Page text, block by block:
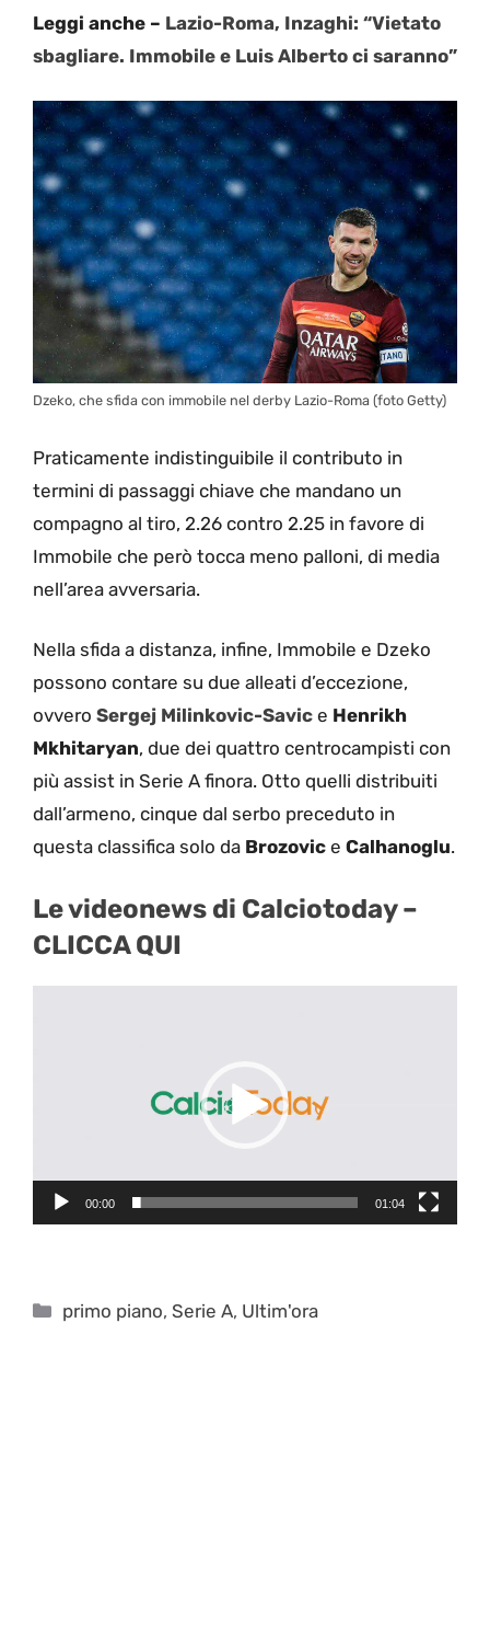
Leggi anche – Lazio-Roma, Inzaghi: “Vietato
sbagliare. Immobile e Luis Alberto ci saranno”
Dzeko, che sfida con immobile nel derby Lazio-Roma (foto Getty)
Praticamente indistinguibile il contributo in
termini di passaggi chiave che mandano un
compagno al tiro, 2.26 contro 2.25 in favore di
Immobile che però tocca meno palloni, di media
nell’area avversaria.
Nella sfida a distanza, infine, Immobile e Dzeko
possono contare su due alleati d’eccezione,
ovvero Sergej Milinkovic-Savic e Henrikh
Mkhitaryan, due dei quattro centrocampisti con
più assist in Serie A finora. Otto quelli distribuiti
dall’armeno, cinque dal serbo preceduto in
questa classifica solo da Brozovic e Calhanoglu.
Le videonews di Calciotoday –
CLICCA QUI
00:00 01:04
Categorie
primo piano,Serie A, Ultim'ora